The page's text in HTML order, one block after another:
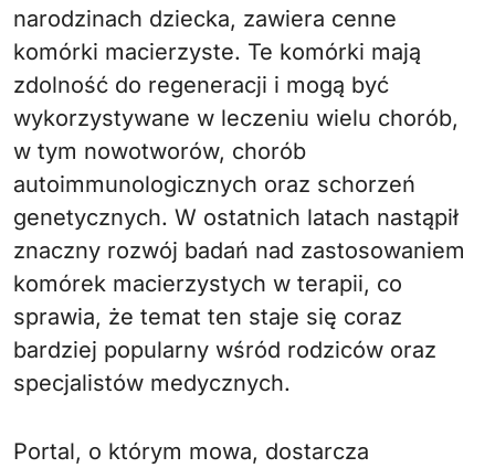
narodzinach dziecka, zawiera cenne
komórki macierzyste. Te komórki mają
zdolność do regeneracji i mogą być
wykorzystywane w leczeniu wielu chorób,
w tym nowotworów, chorób
autoimmunologicznych oraz schorzeń
genetycznych. W ostatnich latach nastąpił
znaczny rozwój badań nad zastosowaniem
komórek macierzystych w terapii, co
sprawia, że temat ten staje się coraz
bardziej popularny wśród rodziców oraz
specjalistów medycznych.
Portal, o którym mowa, dostarcza